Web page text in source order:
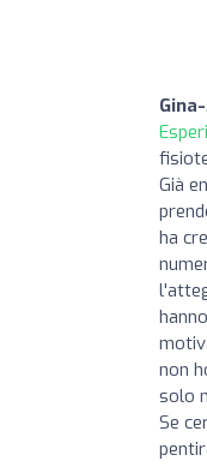
Già
ha
non
solo
Se